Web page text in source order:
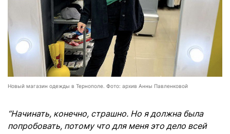
Новый магазин одежды в Тернополе. Фото: архив Анны Павленковой
“Начинать, конечно, страшно. Но я должна была
попробовать, потому что для меня это дело всей